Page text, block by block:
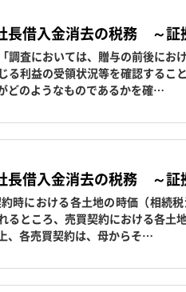
長借入金消去の税務 ～証
調査においては、贈与の前後にお
る利益の受領状況等を確認するこ
どのようなものであるかを確…
長借入金消去の税務 ～証
時における各土地の時価（相続
るところ、売買契約における各土
、各売買契約は、母からそ…